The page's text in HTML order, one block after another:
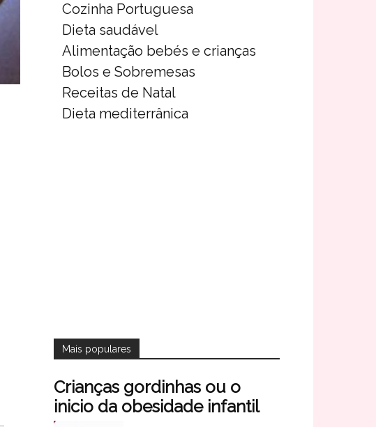
Cozinha Portuguesa
Dieta saudável
Alimentação bebés e crianças
Bolos e Sobremesas
Receitas de Natal
Dieta mediterrânica
Mais populares
Crianças gordinhas ou o
inicio da obesidade infantil